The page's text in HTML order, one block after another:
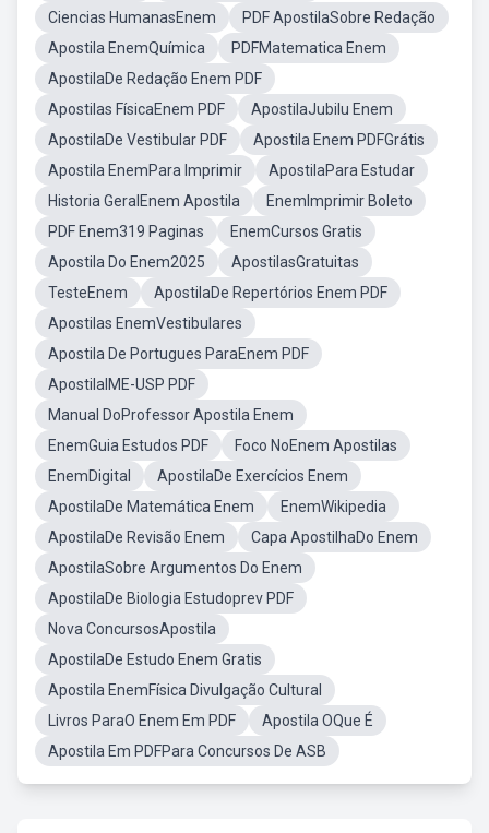
Ciencias HumanasEnem
PDF ApostilaSobre Redação
Apostila EnemQuímica
PDFMatematica Enem
ApostilaDe Redação Enem PDF
Apostilas FísicaEnem PDF
ApostilaJubilu Enem
ApostilaDe Vestibular PDF
Apostila Enem PDFGrátis
Apostila EnemPara Imprimir
ApostilaPara Estudar
Historia GeralEnem Apostila
EnemImprimir Boleto
PDF Enem319 Paginas
EnemCursos Gratis
Apostila Do Enem2025
ApostilasGratuitas
TesteEnem
ApostilaDe Repertórios Enem PDF
Apostilas EnemVestibulares
Apostila De Portugues ParaEnem PDF
ApostilaIME-USP PDF
Manual DoProfessor Apostila Enem
EnemGuia Estudos PDF
Foco NoEnem Apostilas
EnemDigital
ApostilaDe Exercícios Enem
ApostilaDe Matemática Enem
EnemWikipedia
ApostilaDe Revisão Enem
Capa ApostilhaDo Enem
ApostilaSobre Argumentos Do Enem
ApostilaDe Biologia Estudoprev PDF
Nova ConcursosApostila
ApostilaDe Estudo Enem Gratis
Apostila EnemFísica Divulgação Cultural
Livros ParaO Enem Em PDF
Apostila OQue É
Apostila Em PDFPara Concursos De ASB